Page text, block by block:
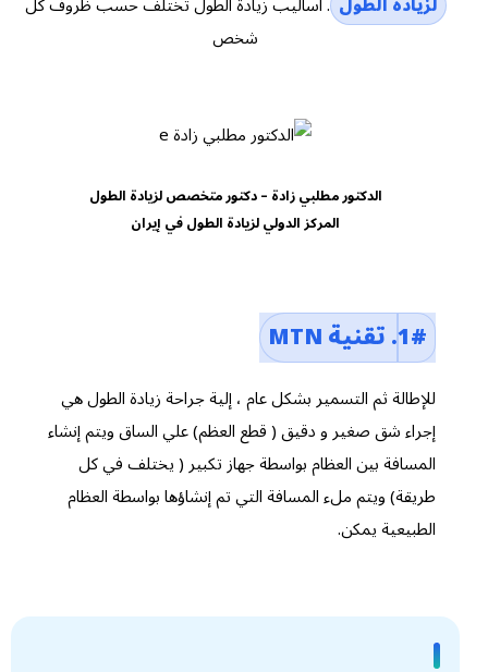
شخص
الدكتور مطلبي زادة – دكتور متخصص لزيادة الطول
المركز الدولي لزيادة الطول في إيران
1#. تقنية MTN
للإطالة ثم التسمير بشكل عام ، إلية جراحة زيادة الطول هي
إجراء شق صغير و دقيق ( قطع العظم) علي الساق ويتم إنشاء
المسافة بين العظام بواسطة جهاز تكبير ( يختلف في كل
طريقة) ويتم ملء المسافة التي تم إنشاؤها بواسطة العظام
الطبيعية يمكن.